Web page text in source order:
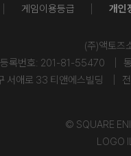
게임이용등급 개인
(주)액토즈
록번호: 201-81-55470
서애로 33 티앤에스빌딩
© SQUARE
LOGO